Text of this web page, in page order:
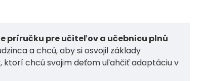
príručku pre učiteľov a učebnicu plnú
a chcú, aby si osvojil základy
ktorí chcú svojim deťom uľahčiť adaptáciu v